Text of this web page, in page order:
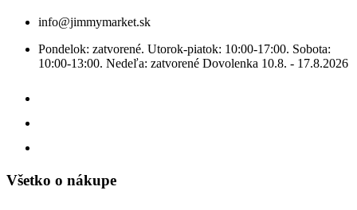
info@jimmymarket.sk
Pondelok: zatvorené. Utorok-piatok: 10:00-17:00. Sobota:
10:00-13:00. Nedeľa: zatvorené Dovolenka 10.8. - 17.8.2026
Všetko o nákupe